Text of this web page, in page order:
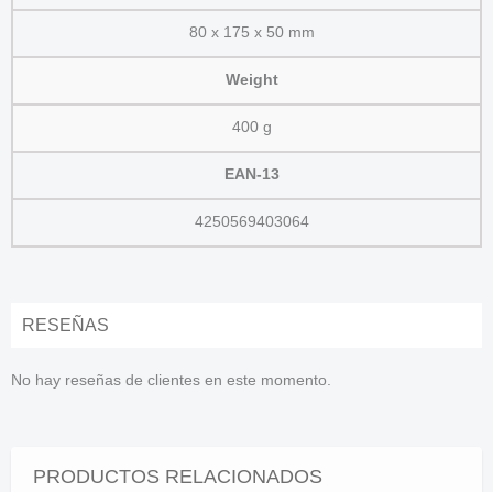
80 x 175 x 50 mm
Weight
400 g
EAN-13
4250569403064
RESEÑAS
No hay reseñas de clientes en este momento.
PRODUCTOS RELACIONADOS